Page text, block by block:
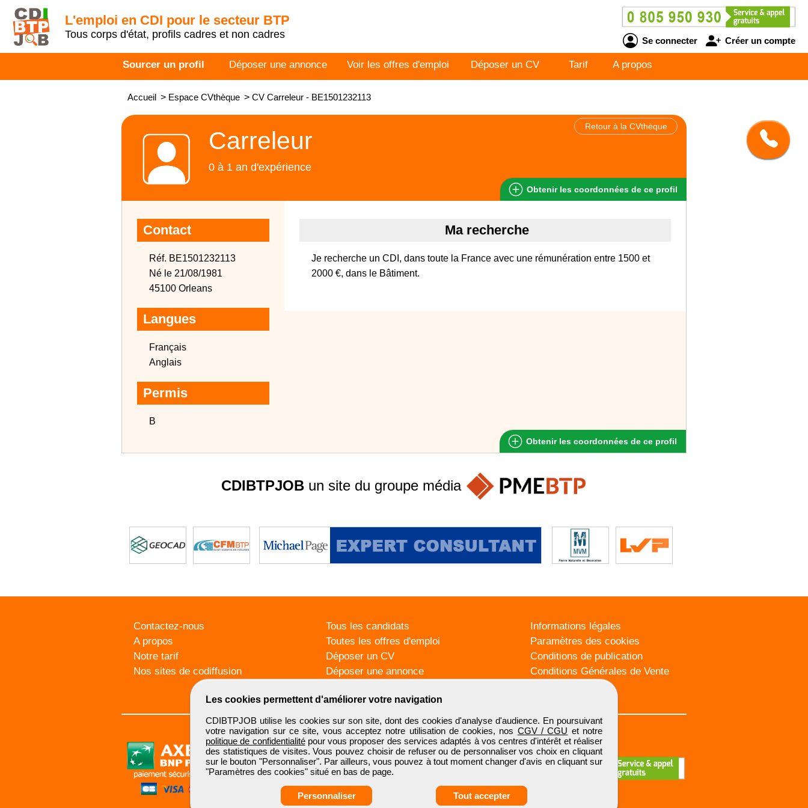
L'emploi en CDI pour le secteur BTP
Tous corps d'état, profils cadres et non cadres
Se connecter Créer un compte
Sourcer un profil Déposer une annonce Voir les offres d'emploi Déposer un CV Tarif A propos
Accueil > Espace CVthèque > CV Carreleur - BE1501232113
Retour à la CVthèque
Carreleur
0 à 1 an d'expérience
Obtenir les coordonnées de ce profil
Contact
Réf. BE1501232113
Né le 21/08/1981
45100 Orleans
Langues
Français
Anglais
Permis
B
Ma recherche
Je recherche un CDI, dans toute la France avec une rémunération entre 1500 et
2000 €, dans le Bâtiment.
Obtenir les coordonnées de ce profil
Les cookies permettent d'améliorer votre navigation
CDIBTPJOB utilise les cookies sur son site, dont des cookies d'analyse d'audience. En poursuivant
votre navigation sur ce site, vous acceptez notre utilisation de cookies, nos CGV / CGU et notre
politique de confidentialitépour vous proposer des services adaptés à vos centres d'intérêt et réaliser
des statistiques de visites. Vous pouvez choisir de refuser ou de personnaliser vos choix en cliquant
sur le bouton "Personnaliser". Par ailleurs, vous pouvez à tout moment changer d'avis en cliquant sur
"Paramètres des cookies" situé en bas de page.
Personnaliser Tout accepter
CDIBTPJOBun site du groupe média
Contactez-nous
A propos
Notre tarif
Nos sites de codiffusion
Tous les candidats
Toutes les offres d'emploi
Déposer un CV
Déposer une annonce
Informations légales
Paramètres des cookies
Conditions de publication
Conditions Générales de Vente